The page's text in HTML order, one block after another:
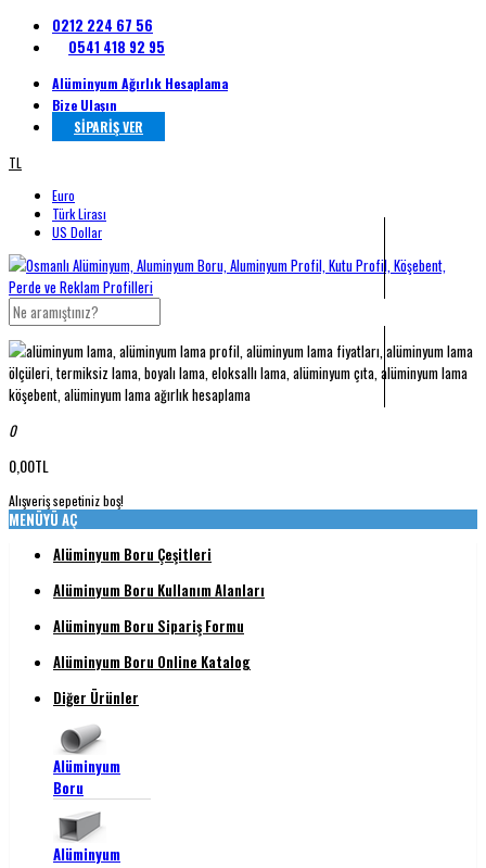
0212 224 67 56
0541 418 92 95
Alüminyum Ağırlık Hesaplama
Bize Ulaşın
SİPARİŞ VER
TL
Euro
Türk Lirası
US Dollar
0
0,00TL
Alışveriş sepetiniz boş!
MENÜYÜ AÇ
Alüminyum Boru Çeşitleri
Alüminyum Boru Kullanım Alanları
Alüminyum Boru Sipariş Formu
Alüminyum Boru Online Katalog
Diğer Ürünler
Alüminyum
Boru
Alüminyum